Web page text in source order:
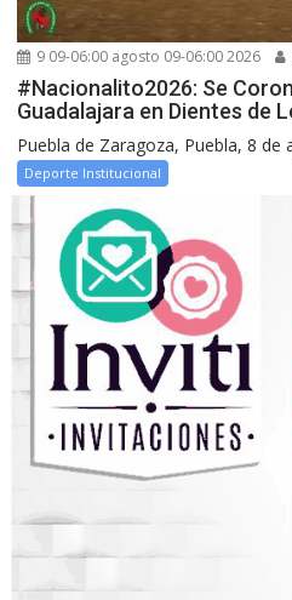
9 09-06:00 agosto 09-06:00 2026
#Nacionalito2026: Se
Guadalajara en Dientes de
Puebla de Zaragoza, Puebla, 8 de
Deporte Institucional